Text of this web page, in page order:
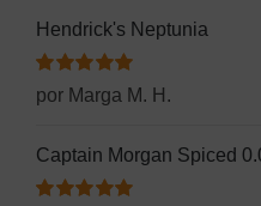
Hendrick's Neptunia
Valorado
con
por Marga M. H.
Captain Morgan Spiced